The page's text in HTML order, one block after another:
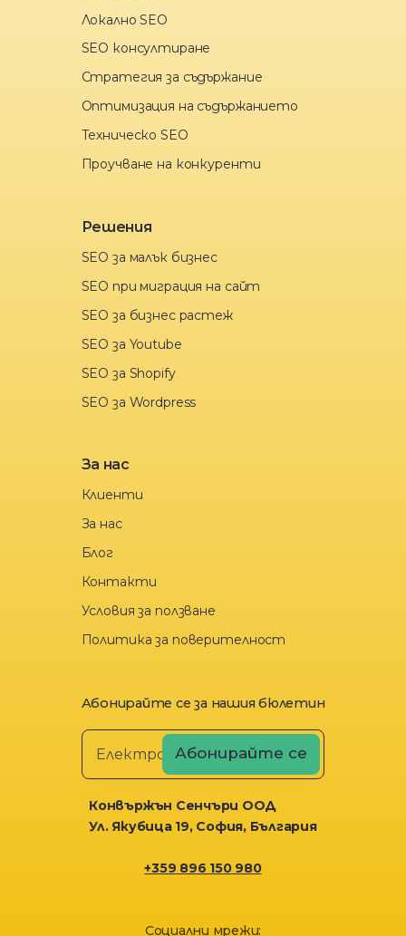
Абонирайте се за нашия бюлетин
Конвържън Сенчъри ООД
Ул. Якубица 19, София, България
+359 896 150 980
Социални мрежи:
За нас
Клиенти
За нас
Блог
Контакти
Условия за ползване
Политика за поверителност
Локално SEO
SEO консултиране
Стратегия за съдържание
Оптимизация на съдържанието
Техническо SEO
Проучване на конкуренти
Решения
SEO за малък бизнес
SEO при миграция на сайт
SEO за бизнес растеж
SEO за Youtube
SEO за Shopify
SEO за Wordpress